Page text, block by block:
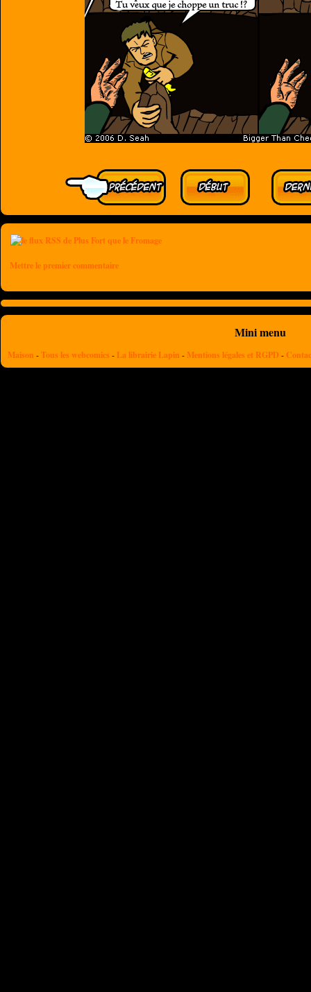
Mettre le premier commentaire
Mini menu
Maison -Tous les webcomics - La librairie Lapin - Mentions légales et RGPD -